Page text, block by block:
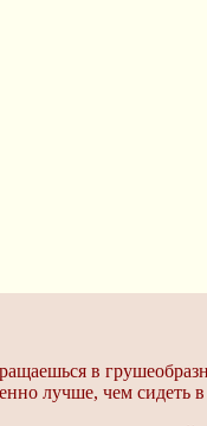
в
лучше, чем сидеть в